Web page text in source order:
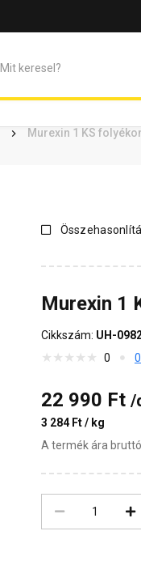
Murexin 1 KS
Dokumentumok
Murexin 1
Cikkszám: UH-
0
22 990 Ft /
3 284 Ft / kg
A termék ára